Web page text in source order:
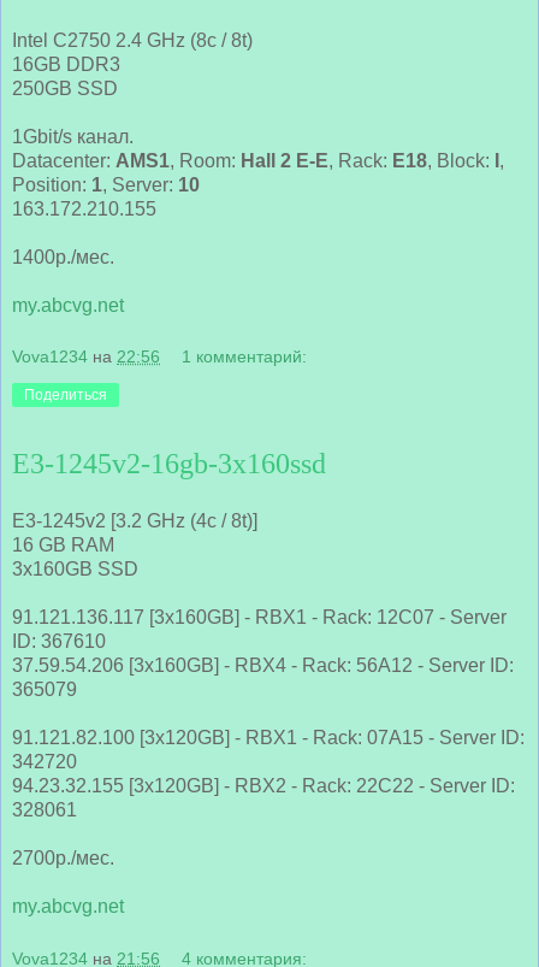
Intel C2750 2.4 GHz (8c / 8t)
16GB DDR3
250GB SSD
1Gbit/s канал.
Datacenter: AMS1, Room: Hall 2 E-E, Rack: E18, Block: ,
Position: 1, Server: 10
163.172.210.155
1400р./мес.
my.abcvg.net
Vova1234 на 22:56 1 комментарий:
Поделиться
E3-1245v2-16gb-3x160ssd
E3-1245v2 [3.2 GHz (4c / 8t)]
16 GB RAM
3x160GB SSD
91.121.136.117 [3x160GB] - RBX1 - Rack: 12C07 - Server
ID: 367610
37.59.54.206 [3x160GB] - RBX4 - Rack: 56A12 - Server ID:
365079
91.121.82.100 [3x120GB] - RBX1 - Rack: 07A15 - Server ID:
342720
94.23.32.155 [3x120GB] - RBX2 - Rack: 22C22 - Server ID:
328061
2700р./мес.
my.abcvg.net
Vova1234 на 21:56 4 комментария: